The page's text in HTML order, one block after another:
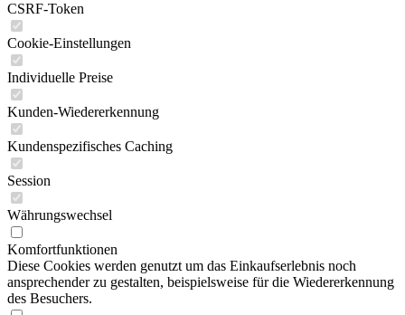
CSRF-Token
Cookie-Einstellungen
Individuelle Preise
Kunden-Wiedererkennung
Kundenspezifisches Caching
Session
Währungswechsel
Komfortfunktionen
Diese Cookies werden genutzt um das Einkaufserlebnis noch
ansprechender zu gestalten, beispielsweise für die Wiedererkennung
des Besuchers.